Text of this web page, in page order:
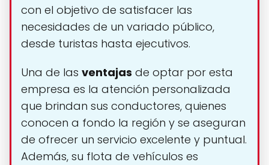
con el objetivo de satisfacer las
necesidades de un variado público,
desde turistas hasta ejecutivos.
Una de las ventajas de optar por esta
empresa es la atención personalizada
que brindan sus conductores, quienes
conocen a fondo la región y se aseguran
de ofrecer un servicio excelente y puntual.
Además, su flota de vehículos es